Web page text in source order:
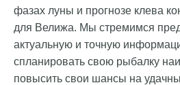
фазах луны и прогнозе клева
для Велижа. Мы стремимся
актуальную и точную
спланировать свою рыбалку
повысить свои шансы на